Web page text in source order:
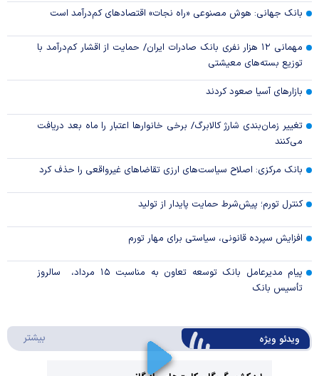
بانک جهانی: هوش مصنوعی «راه نجات» اقتصادهای کم‌درآمد است
مهمانی ۱۲ هزار نفری بانک صادرات ایران/ حمایت از اقشار کم‌درآمد با
توزیع بسته‌های معیشتی
بازارهای آسیا صعود کردند
تغییر زمان‌بندی شارژ کالابرگ/ برخی خانوار‌ها اعتبار را ماه بعد دریافت
می‌کنند
بانک مرکزی: اصلاح سیاست‌های ارزی تقاضاهای غیرواقعی را حذف کرد
کنترل تورم؛ پیش‌شرط حمایت پایدار از تولید
افزایش سپرده قانونی، سیاستی برای مهار تورم
پیام مدیرعامل بانک توسعه تعاون به مناسبت ۱۵ مرداد، سالروز
تأسیس بانک
ویدئو ویژه بیشتر